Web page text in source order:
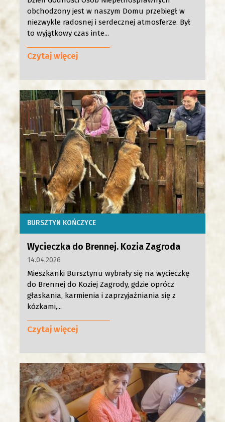
obchodzony jest w naszym Domu przebiegł w
niezwykle radosnej i serdecznej atmosferze. Był
to wyjątkowy czas inte...
Czytaj więcej
BURSZTYN KOŃCZYCE
Wycieczka do Brennej. Kozia Zagroda
14.04.2026
Mieszkanki Bursztynu wybrały się na wycieczkę
do Brennej do Koziej Zagrody, gdzie oprócz
głaskania, karmienia i zaprzyjaźniania się z
kózkami,...
Czytaj więcej